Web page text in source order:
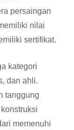
persaingan
nilai
sertifikat.
kategori
dan ahli.
tanggung
memenuhi